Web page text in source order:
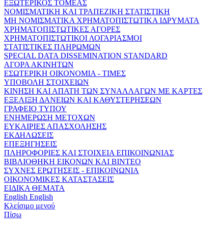
ΕΞΩΤΕΡΙΚΟΣ ΤΟΜΕΑΣ
ΝΟΜΙΣΜΑΤΙΚΗ ΚΑΙ ΤΡΑΠΕΖΙΚΗ ΣΤΑΤΙΣΤΙΚΗ
ΜΗ ΝΟΜΙΣΜΑΤΙΚΑ ΧΡΗΜΑΤΟΠΙΣΤΩΤΙΚΑ ΙΔΡΥΜΑΤΑ
ΧΡΗΜΑΤΟΠΙΣΤΩΤΙΚΕΣ ΑΓΟΡΕΣ
ΧΡΗΜΑΤΟΠΙΣΤΩΤΙΚΟΙ ΛΟΓΑΡΙΑΣΜΟΙ
ΣΤΑΤΙΣΤΙΚΕΣ ΠΛΗΡΩΜΩΝ
SPECIAL DATA DISSEMINATION STANDARD
ΑΓΟΡΑ ΑΚΙΝΗΤΩΝ
ΕΣΩΤΕΡΙΚΗ ΟΙΚΟΝΟΜΙΑ - ΤΙΜΕΣ
ΥΠΟΒΟΛΗ ΣΤΟΙΧΕΙΩΝ
ΚΙΝΗΣΗ ΚΑΙ ΑΠΑΤΗ ΤΩΝ ΣΥΝΑΛΛΑΓΩΝ ΜΕ ΚΑΡΤΕΣ
ΕΞΕΛΙΞΗ ΔΑΝΕΙΩΝ ΚΑΙ ΚΑΘΥΣΤΕΡΗΣΕΩΝ
ΓΡΑΦΕΙΟ ΤΥΠΟΥ
ΕΝΗΜΕΡΩΣΗ ΜΕΤΟΧΩΝ
ΕΥΚΑΙΡΙΕΣ ΑΠΑΣΧΟΛΗΣΗΣ
ΕΚΔΗΛΩΣΕΙΣ
ΕΠΕΞΗΓΗΣΕΙΣ
ΠΛΗΡΟΦΟΡΙΕΣ ΚΑΙ ΣΤΟΙΧΕΙΑ ΕΠΙΚΟΙΝΩΝΙΑΣ
ΒΙΒΛΙΟΘΗΚΗ ΕΙΚΟΝΩΝ ΚΑΙ ΒΙΝΤΕΟ
ΣΥΧΝΕΣ ΕΡΩΤΗΣΕΙΣ - ΕΠΙΚΟΙΝΩΝΙΑ
ΟΙΚΟΝΟΜΙΚΕΣ ΚΑΤΑΣΤΑΣΕΙΣ
ΕΙΔΙΚΑ ΘΕΜΑΤΑ
English English
Κλείσιμο μενού
Πίσω